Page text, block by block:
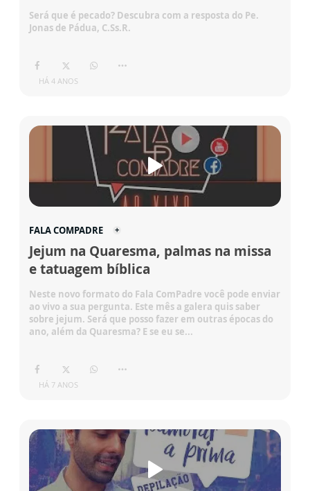
Será que é pecado? Descubra com a resposta do Pe.
Jonas de Pádua, C.Ss.R.
HÁ 4 ANOS
FALA COMPADRE
Jejum na Quaresma, palmas na missa
e tatuagem bíblica
Neste novo formato do Fala ComPadre você pode enviar
ao vivo a sua pergunta. Este mês a galera quis saber
sobre jejum. Será que posso fazer em outras épocas do
ano, além da Quaresma? E se eu se...
HÁ 7 ANOS